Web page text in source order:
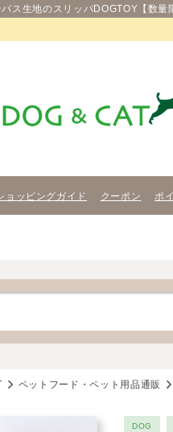
ス生地のスリッパDOGTOY【数量
ョッピングガイド クーポン ポ
ペットフード・ペット用品通販
DOG